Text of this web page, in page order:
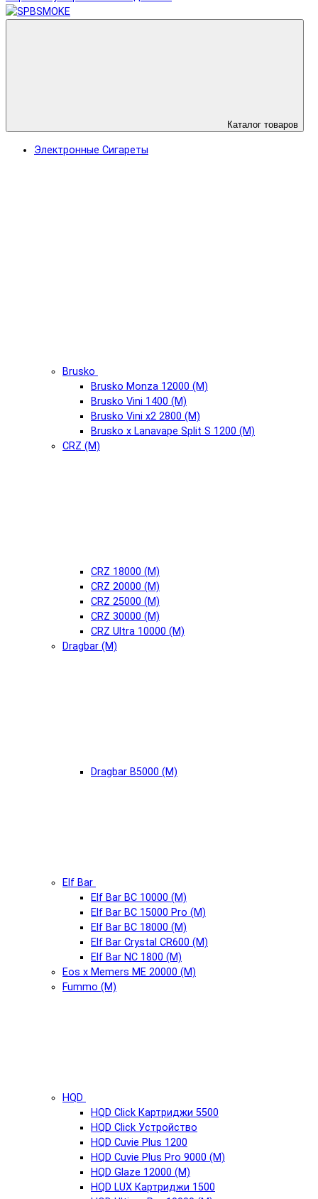
Каталог товаров
Электронные Сигареты
Brusko
Brusko Monza 12000 (М)
Brusko Vini 1400 (М)
Brusko Vini x2 2800 (М)
Brusko x Lanavape Split S 1200 (М)
CRZ (М)
CRZ 18000 (М)
CRZ 20000 (М)
CRZ 25000 (М)
CRZ 30000 (М)
CRZ Ultra 10000 (М)
Dragbar (М)
Dragbar B5000 (М)
Elf Bar
Elf Bar BC 10000 (М)
Elf Bar BC 15000 Pro (М)
Elf Bar BC 18000 (М)
Elf Bar Crystal CR600 (М)
Elf Bar NC 1800 (М)
Eos x Memers ME 20000 (М)
Fummo (М)
HQD
HQD Click Картриджи 5500
HQD Click Устройство
HQD Cuvie Plus 1200
HQD Cuvie Plus Pro 9000 (М)
HQD Glaze 12000 (М)
HQD LUX Картриджи 1500